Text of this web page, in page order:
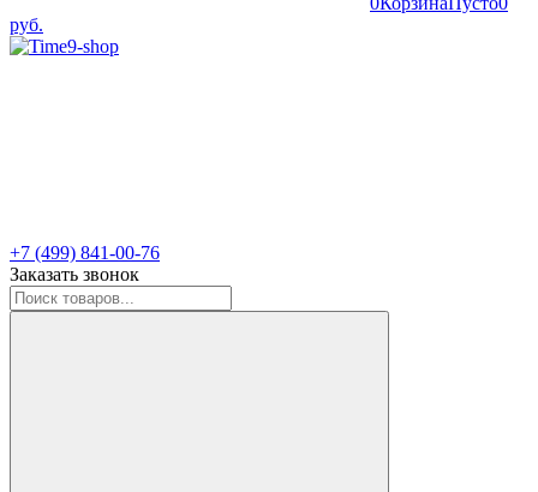
руб.
+7 (499) 841-00-76
Заказать звонок